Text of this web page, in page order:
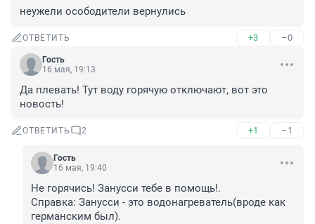
неужели осободители вернулись
ОТВЕТИТЬ +3 –0
Гость
16 мая, 19:13
Да плевать! Тут воду горячую отключают, вот это
новость!
ОТВЕТИТЬ 2 +1 –1
Гость
16 мая, 19:40
Не горячись! Занусси тебе в помощь!.
Справка: Занусси - это водонагреватель(вроде как
германским был).